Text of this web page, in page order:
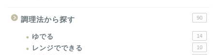
調理法から探す 90
ゆでる 14
レンジでできる 10